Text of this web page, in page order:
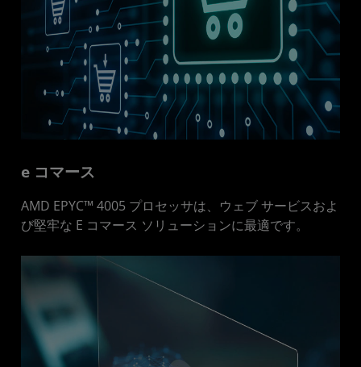
e コマース
AMD EPYC™ 4005 プロセッサは、ウェブ サービスおよ
び堅牢な E コマース ソリューションに最適です。